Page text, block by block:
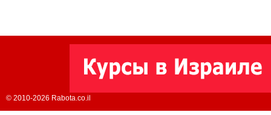
© 2010-2026 Rabota.co.il